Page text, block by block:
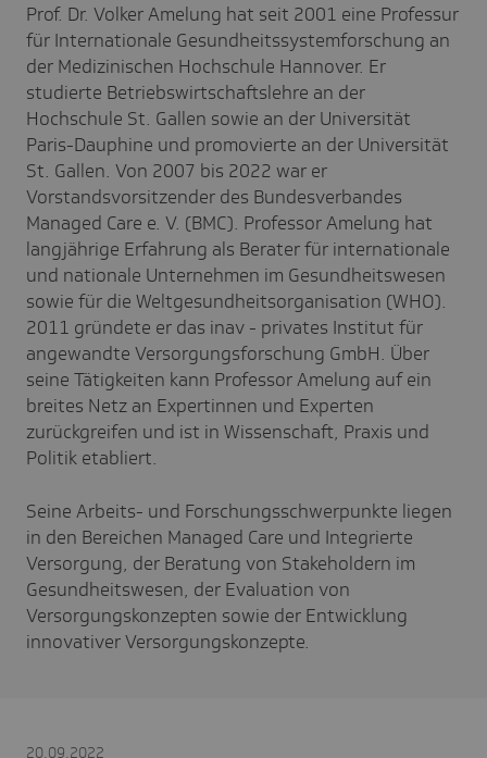
Prof. Dr. Volker Amelung hat seit 2001 eine Professur
für Internationale Gesundheitssystemforschung an
der Medizinischen Hochschule Hannover. Er
studierte Betriebswirtschaftslehre an der
Hochschule St. Gallen sowie an der Universität
Paris-Dauphine und promovierte an der Universität
St. Gallen. Von 2007 bis 2022 war er
Vorstandsvorsitzender des Bundesverbandes
Managed Care e. V. (BMC). Professor Amelung hat
langjährige Erfahrung als Berater für internationale
und nationale Unternehmen im Gesundheitswesen
sowie für die Weltgesundheitsorganisation (WHO).
2011 gründete er das inav - privates Institut für
angewandte Versorgungsforschung GmbH. Über
seine Tätigkeiten kann Professor Amelung auf ein
breites Netz an Expertinnen und Experten
zurückgreifen und ist in Wissenschaft, Praxis und
Politik etabliert.
Seine Arbeits- und Forschungsschwerpunkte liegen
in den Bereichen Managed Care und Integrierte
Versorgung, der Beratung von Stakeholdern im
Gesundheitswesen, der Evaluation von
Versorgungskonzepten sowie der Entwicklung
innovativer Versorgungskonzepte.
20.09.2022